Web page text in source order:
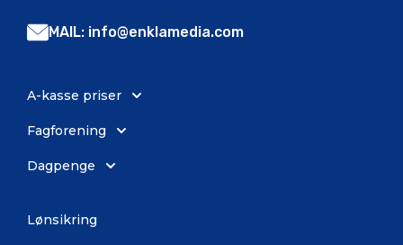
MAIL: info@enklamedia.com
Lønsikring
A-kasse priser
Fagforening
Dagpenge